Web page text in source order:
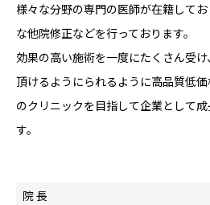
様々な分野の専門の医師が在籍して
な他院修正などを行っております。
効果の高い施術を一度にたくさん受
頂けるようにられるように高品質低
のクリニックを目指して企業として
す。
院 長